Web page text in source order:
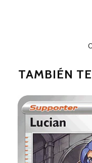
TAMBIÉN